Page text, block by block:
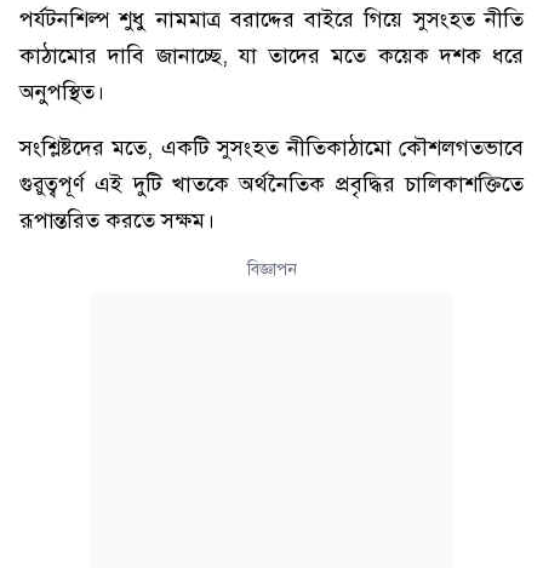
পর্যটনশিল্প শুধু নামমাত্র বরাদ্দের বাইরে গিয়ে সুসংহত নীতি
কাঠামোর দাবি জানাচ্ছে, যা তাদের মতে কয়েক দশক ধরে
অনুপস্থিত।
সংশ্লিষ্টদের মতে, একটি সুসংহত নীতিকাঠামো কৌশলগতভাবে
গুরুত্বপূর্ণ এই দুটি খাতকে অর্থনৈতিক প্রবৃদ্ধির চালিকাশক্তিতে
রূপান্তরিত করতে সক্ষম।
বিজ্ঞাপন